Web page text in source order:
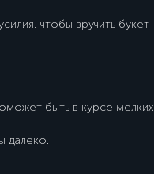
чтобы вручить букет
быть в курсе мелких
далеко.